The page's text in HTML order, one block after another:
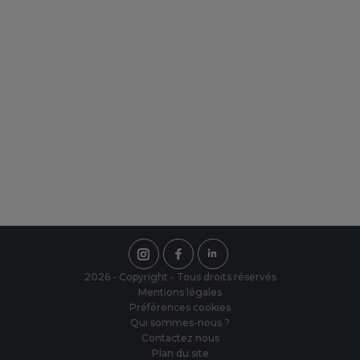
2026 - Copyright - Tous droits réservés
Mentions légales
Préférences cookies
Qui sommes-nous ?
Contactez nous
Plan du site